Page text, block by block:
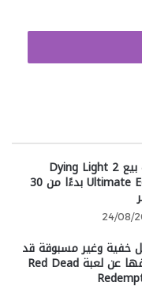
البداية“.
بشكل
أساسي لابتكار أشياء مثل Atlan
التنين.
المصغرة
أن الناس
يأتون إلى ألعاب DOOM الحديثة
إيقاف بيع Dying Light 2
Ultimate Edition بدءًا من 30
24/08/
خفية وغير مسبوقة قد
لا تعرفها عن لعبة Red Dead